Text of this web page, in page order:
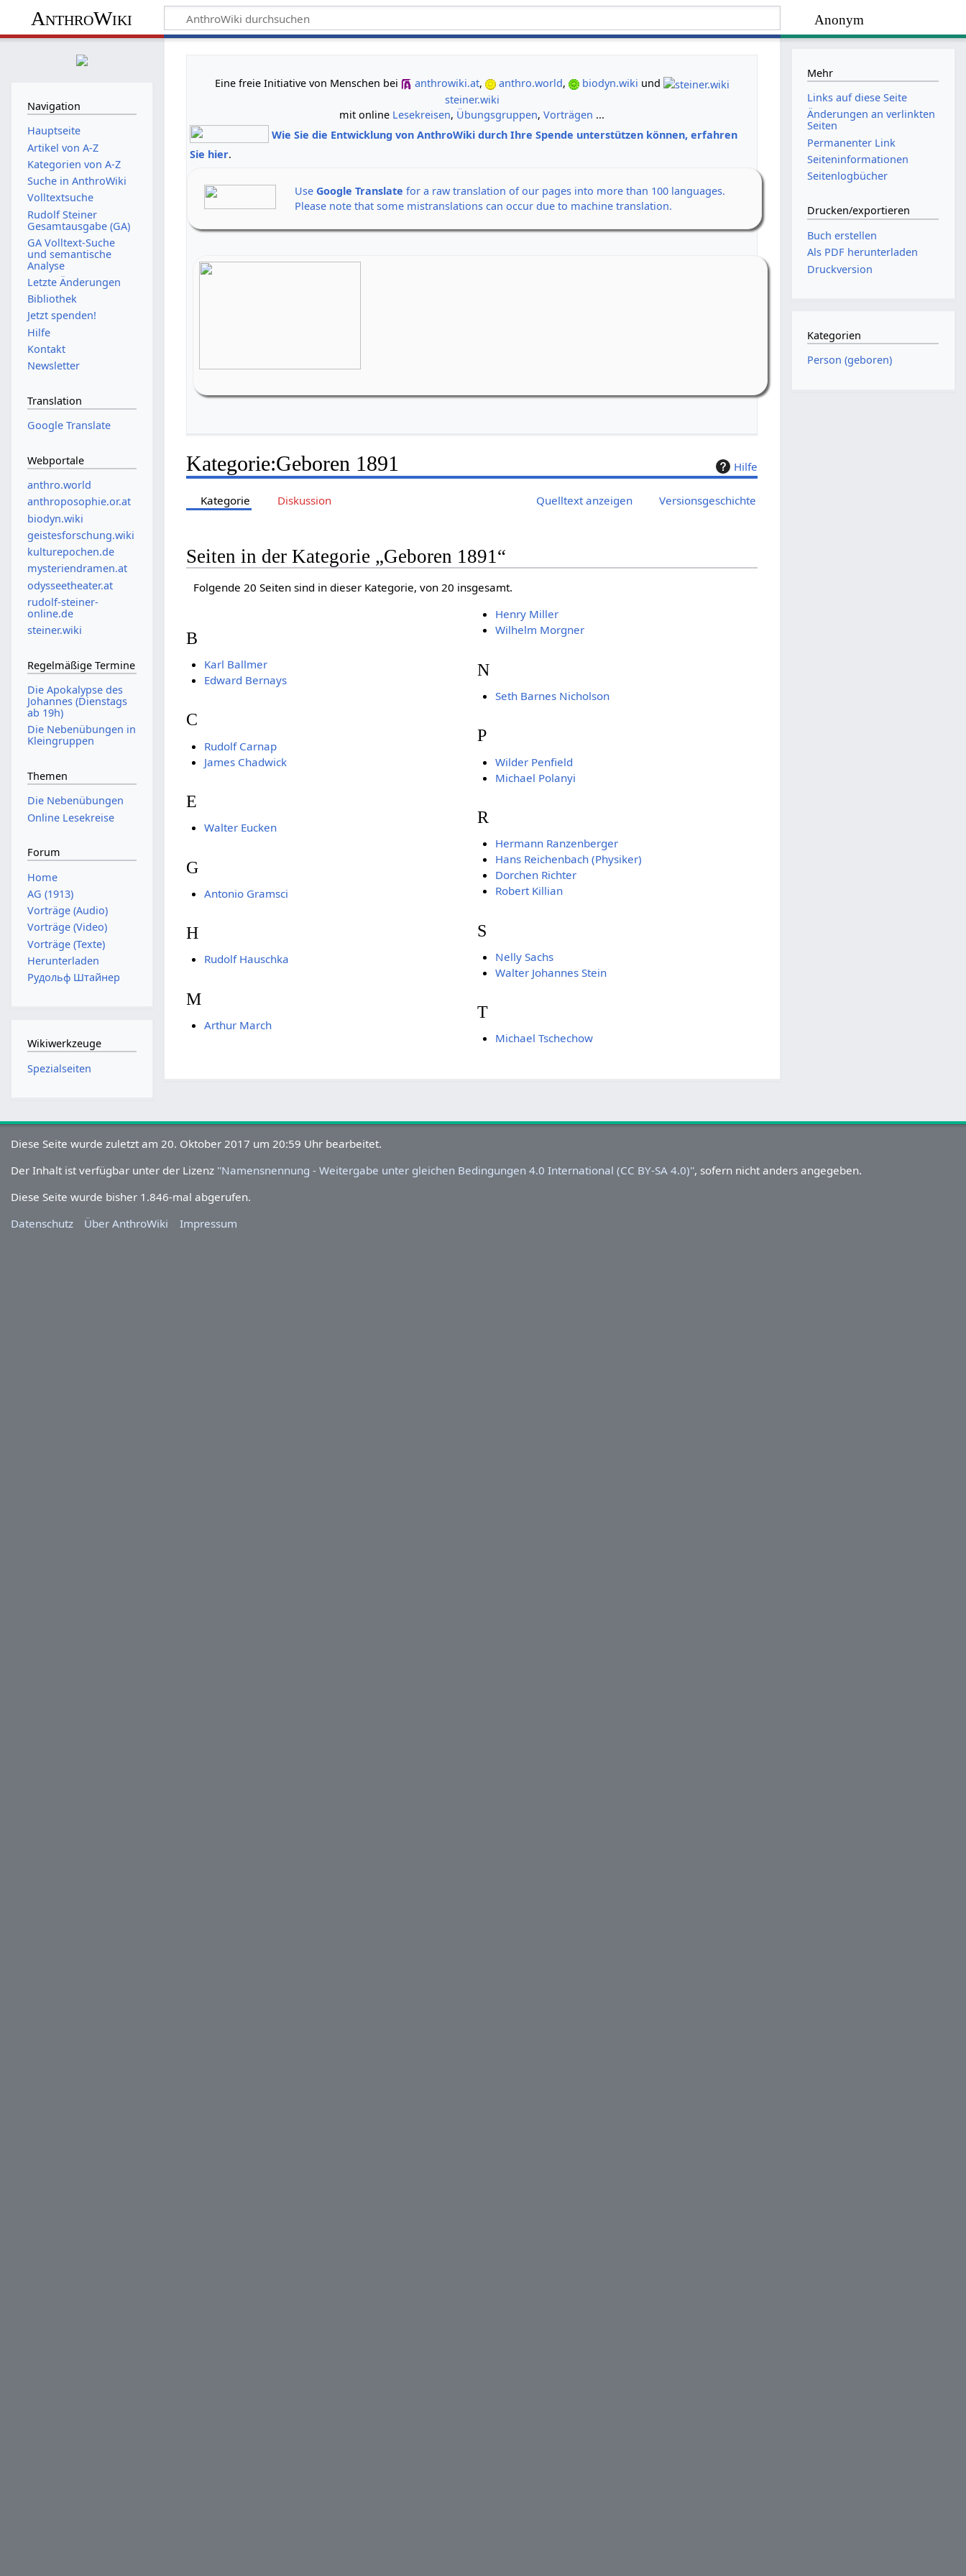
Anonym
AnthroWiki
Eine freie Initiative von Menschen bei
anthrowiki.at, anthro.world, biodyn.wiki und
steiner.wiki
mit online Lesekreisen, Übungsgruppen,Vorträgen ...
Wie Sie die Entwicklung von AnthroWiki durch Ihre Spende unterstützen können, erfahren
Sie hier.
UseGoogle Translate for a raw translation of our pages into more than 100 languages.
Please note that some mistranslations can occur due to machine translation.
Hilfe
Kategorie:Geboren 1891
Kategorie Diskussion Quelltext anzeigen Versionsgeschichte
Seiten in der Kategorie „Geboren 1891“
Folgende 20 Seiten sind in dieser Kategorie, von 20 insgesamt.
B
Karl Ballmer
Edward Bernays
C
Rudolf Carnap
James Chadwick
E
Walter Eucken
G
Antonio Gramsci
H
Rudolf Hauschka
M
Arthur March
Henry Miller
Wilhelm Morgner
N
Seth Barnes Nicholson
P
Wilder Penfield
Michael Polanyi
R
Hermann Ranzenberger
Hans Reichenbach (Physiker)
Dorchen Richter
Robert Killian
S
Nelly Sachs
Walter Johannes Stein
T
Michael Tschechow
Navigation
Hauptseite
Artikel von A-Z
Kategorien von A-Z
Suche in AnthroWiki
Volltextsuche
Rudolf Steiner
Gesamtausgabe (GA)
GA Volltext-Suche
und semantische
Analyse
Letzte Änderungen
Bibliothek
Jetzt spenden!
Hilfe
Kontakt
Newsletter
Translation
Google Translate
Webportale
anthro.world
anthroposophie.or.at
biodyn.wiki
geistesforschung.wiki
kulturepochen.de
mysteriendramen.at
odysseetheater.at
rudolf-steiner-
online.de
steiner.wiki
Regelmäßige Termine
Die Apokalypse des
Johannes (Dienstags
ab 19h)
Die Nebenübungen in
Kleingruppen
Themen
Die Nebenübungen
Online Lesekreise
Forum
Home
AG (1913)
Vorträge (Audio)
Vorträge (Video)
Vorträge (Texte)
Herunterladen
Рудольф Штайнер
Wikiwerkzeuge
Spezialseiten
Mehr
Links auf diese Seite
Änderungen an verlinkten
Seiten
Permanenter Link
Seiten­­informationen
Seitenlogbücher
Drucken/­exportieren
Buch erstellen
Als PDF herunterladen
Druckversion
Kategorien
Person (geboren)
Diese Seite wurde zuletzt am 20. Oktober 2017 um 20:59